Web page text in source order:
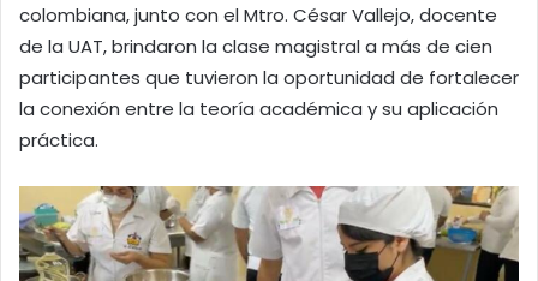
colombiana, junto con el Mtro. César Vallejo, docente
de la UAT, brindaron la clase magistral a más de cien
participantes que tuvieron la oportunidad de fortalecer
la conexión entre la teoría académica y su aplicación
práctica.